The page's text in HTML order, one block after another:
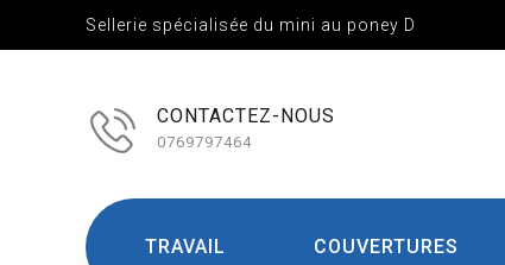
Sellerie spécialisée du mini au poney D
CONTACTEZ-NOUS
0769797464
TRAVAIL COUVERTURES